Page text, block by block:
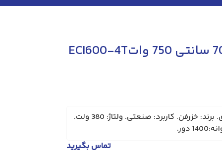
هواکش مرغداری و گلخانه ای. برند: خزرفن. کاربرد: صنعتی. ولتاژ: 380 ولت.
تماس بگیرید